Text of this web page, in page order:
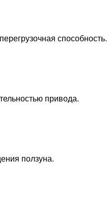
способность.
привода.
ползуна.